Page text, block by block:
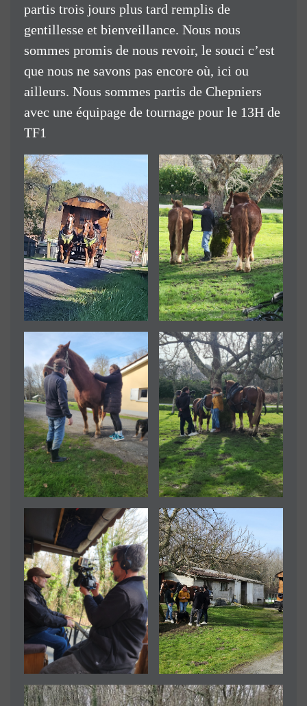
partis trois jours plus tard remplis de
gentillesse et bienveillance. Nous nous
sommes promis de nous revoir, le souci c’est
que nous ne savons pas encore où, ici ou
ailleurs. Nous sommes partis de Chepniers
avec une équipage de tournage pour le 13H de
TF1